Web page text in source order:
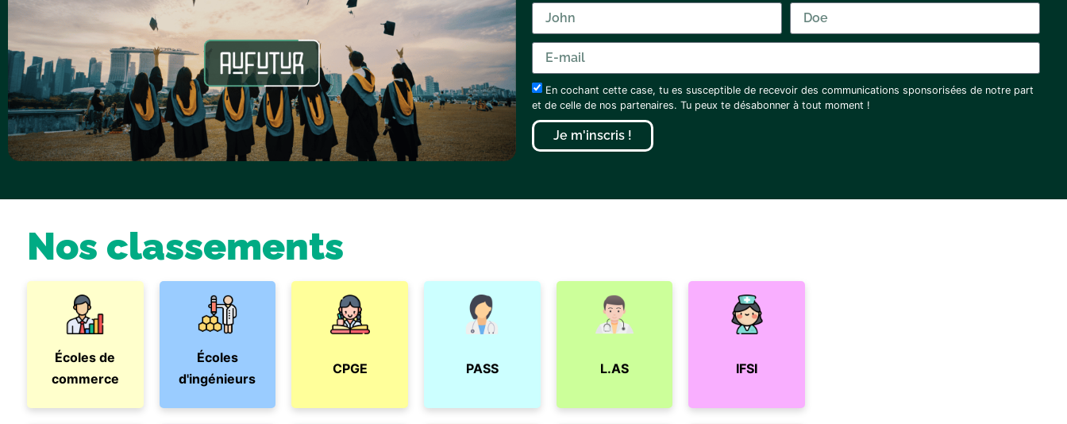
En cochant cette case, tu es susceptible de recevoir des communications sponsorisées de notre part
et de celle de nos partenaires. Tu peux te désabonner à tout moment !
Je m'inscris !
Nos classements
Écoles de
commerce
Écoles
d'ingénieurs
CPGE PASS L.AS IFSI